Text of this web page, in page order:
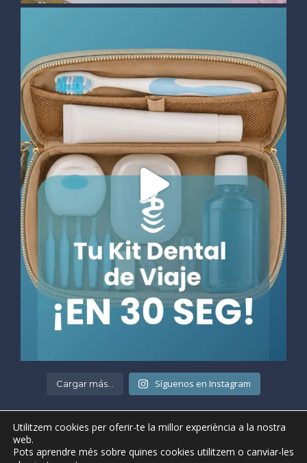
Cargar más... Síguenos en Instagram
Utilitzem cookies per oferir-te la millor experiència a la nostra
web.
Pots aprendre més sobre quines cookies utilitzem o canviar-les